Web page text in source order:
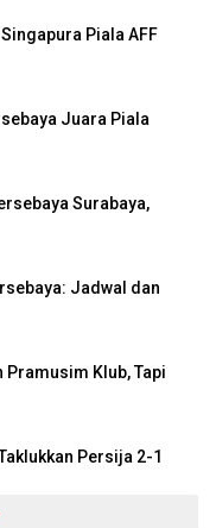
Piala AFF
Juara Piala
Surabaya,
Jadwal dan
Pramusim Klub, Tapi
Persija 2-1